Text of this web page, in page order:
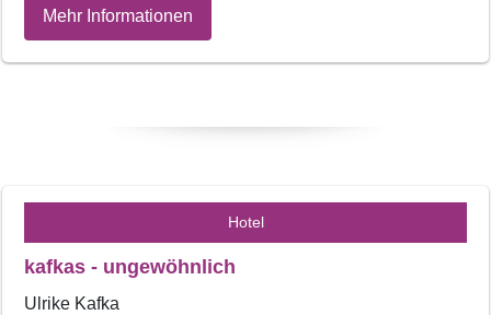
Mehr Informationen
Hotel
kafkas - ungewöhnlich
Ulrike Kafka